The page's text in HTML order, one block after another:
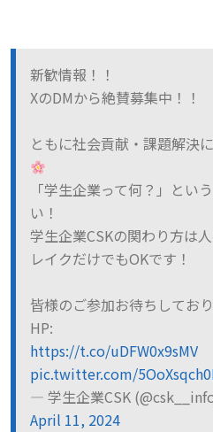
新歓情報！！
XのDMから絶賛募集中！！
ともに社会貢献・課題解決
「学生企業って何？」とい
い！
学生企業CSKの関わり方は
レイクだけでもOKです！
皆様のご参加お待ちしてお
HP:
https://t.co/uDFW0x9sMV
pic.twitter.com/
— 学生企業CSK
April 11, 2024